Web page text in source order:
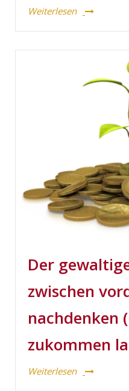
Weiterlesen
Der
zwischen
nachdenken
zukommen
Weiterlesen